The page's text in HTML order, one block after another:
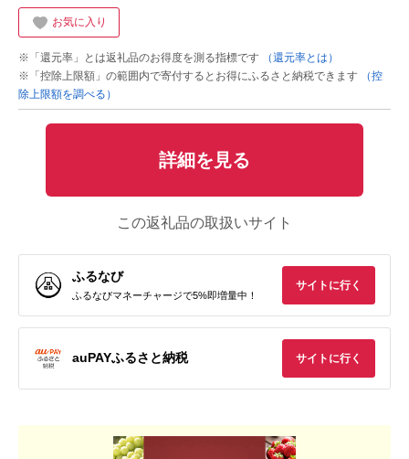
お気に入り
※「還元率」とは返礼品のお得度を測る指標です
（還元率とは）
※「控除上限額」の範囲内で寄付するとお得にふるさと納税できます
（控
除上限額を調べる）
詳細を見る
この返礼品の取扱いサイト
ふるなび
ふるなびマネーチャージで5%即増量中！
サイトに行く
auPAYふるさと納税 サイトに行く